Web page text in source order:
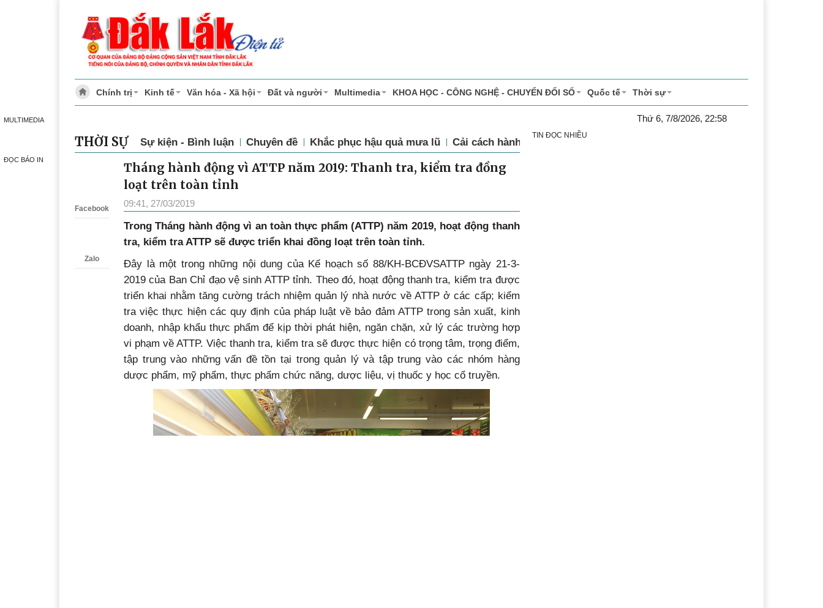
MULTIMEDIA
ĐỌC BÁO IN
Chính trị Kinh tế Văn hóa - Xã hội Đất và người Multimedia KHOA HỌC - CÔNG NGHỆ - CHUYỂN ĐỔI SỐ Quốc tế Thời sự
Thứ 6, 7/8/2026, 22:58
THỜI SỰ Sự kiện - Bình luận Chuyên đề Khắc phục hậu quả mưa lũ Cải cách hành chính
Facebook
Zalo
Tháng hành động vì ATTP năm 2019: Thanh tra, kiểm tra đồng
loạt trên toàn tỉnh
09:41, 27/03/2019
Trong Tháng hành động vì an toàn thực phẩm (ATTP) năm 2019, hoạt động thanh
tra, kiểm tra ATTP sẽ được triển khai đồng loạt trên toàn tỉnh.
Đây là một trong những nội dung của Kế hoạch số 88/KH-BCĐVSATTP ngày 21-3-
2019 của Ban Chỉ đạo vệ sinh ATTP tỉnh. Theo đó, hoạt động thanh tra, kiểm tra được
triển khai nhằm tăng cường trách nhiệm quản lý nhà nước về ATTP ở các cấp; kiểm
tra việc thực hiện các quy định của pháp luật về bảo đảm ATTP trong sản xuất, kinh
doanh, nhập khẩu thực phẩm để kịp thời phát hiện, ngăn chặn, xử lý các trường hợp
vi phạm về ATTP. Việc thanh tra, kiểm tra sẽ được thực hiện có trọng tâm, trọng điểm,
tập trung vào những vấn đề tồn tại trong quản lý và tập trung vào các nhóm hàng
dược phẩm, mỹ phẩm, thực phẩm chức năng, dược liệu, vị thuốc y học cổ truyền.
TIN ĐỌC NHIỀU